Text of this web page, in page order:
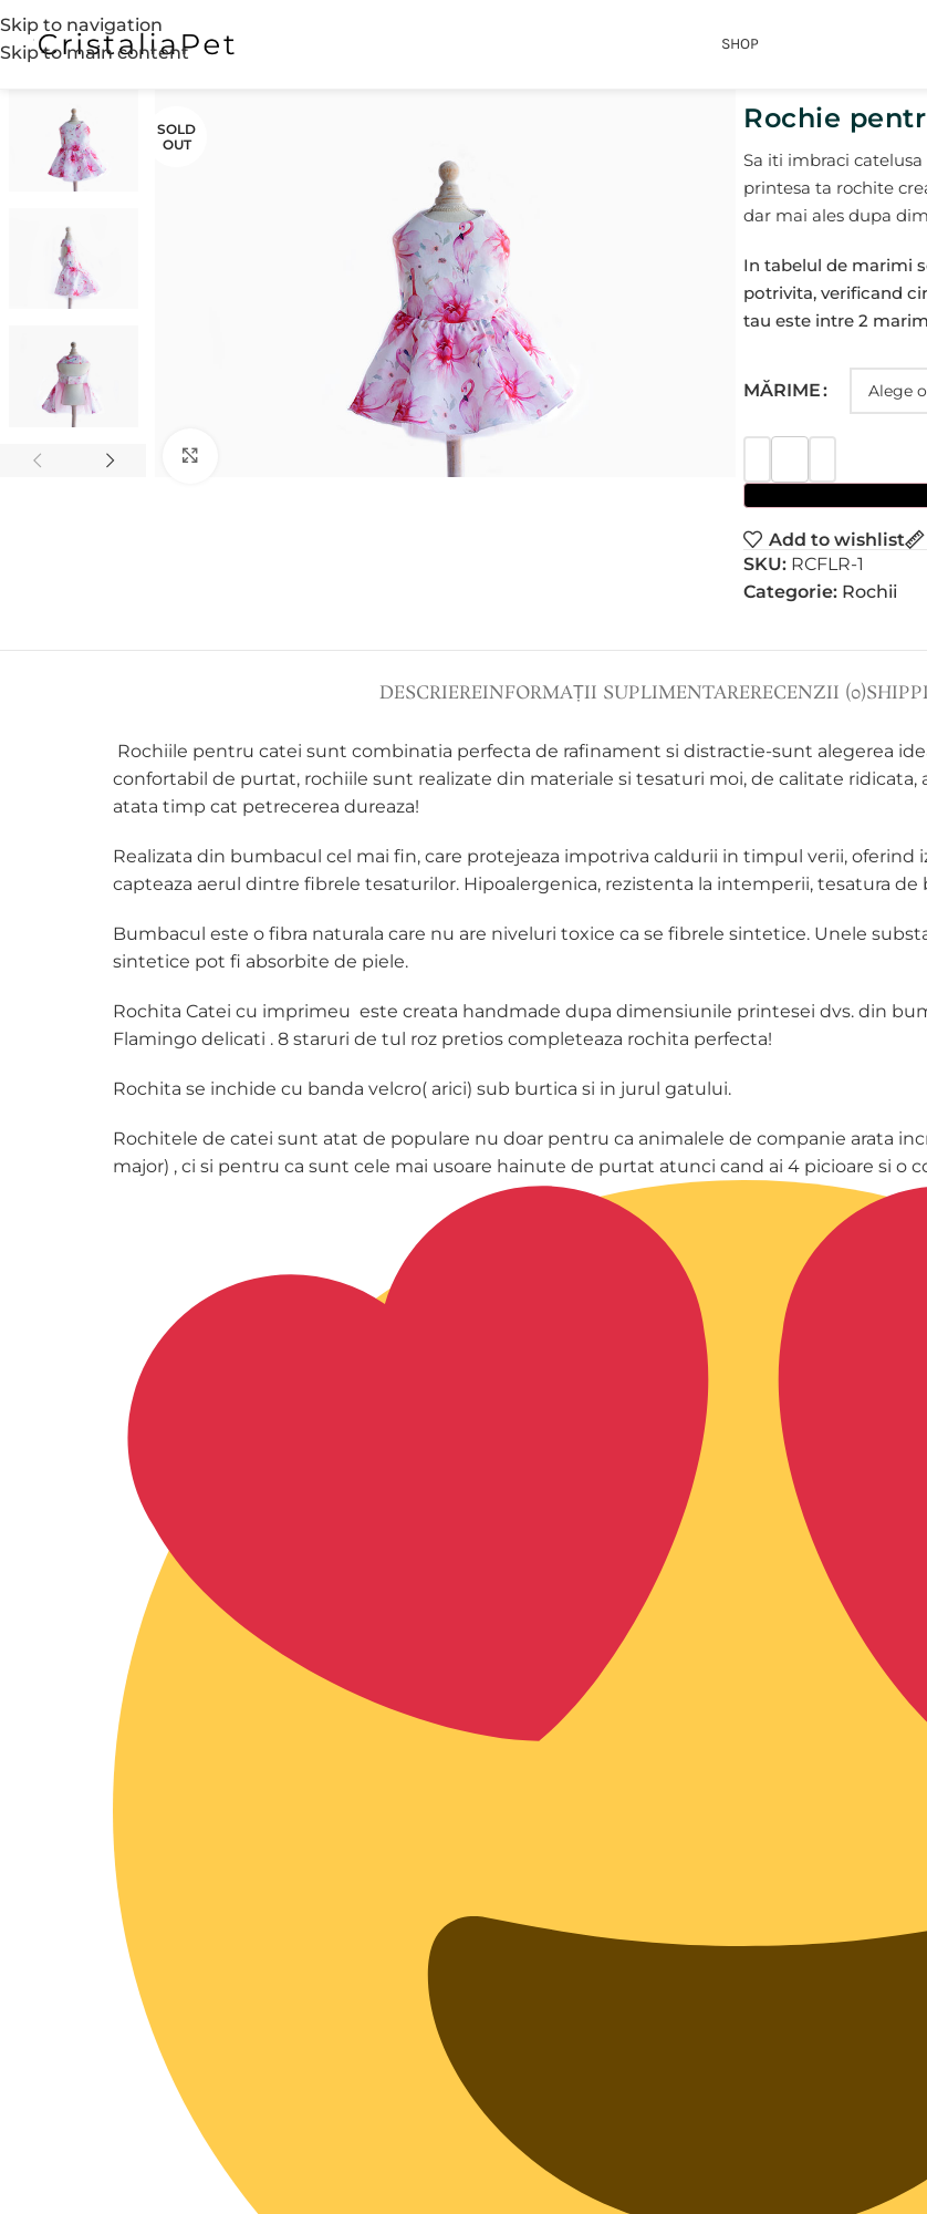
Skip to navigation
Skip to main content
SHOP
SOLD
OUT
Rochie
Sa iti imbraci
printesa ta rochite
dar mai ales dupa
In tabelul de marimi
potrivita, verificand
tau este intre 2
MĂRIME
Add to wishlist
SKU: RCFLR-1
Categorie: Rochii
DESCRIEREINFORMAȚII SUPLIMENTARERECENZII (0)
Rochiile pentru catei sunt combinatia perfecta de rafinament si distractie-sunt alegerea
confortabil de purtat, rochiile sunt realizate din materiale si tesaturi moi, de calitate ridicata,
atata timp cat petrecerea dureaza!
Realizata din bumbacul cel mai fin, care protejeaza impotriva caldurii in timpul verii,
capteaza aerul dintre fibrele tesaturilor. Hipoalergenica, rezistenta la intemperii, tesatura
Bumbacul este o fibra naturala care nu are niveluri toxice ca se fibrele sintetice. Unele
sintetice pot fi absorbite de piele.
Rochita Catei cu imprimeu este creata handmade dupa dimensiunile printesei dvs. din
Flamingo delicati . 8 staruri de tul roz pretios completeaza rochita perfecta!
Rochita se inchide cu banda velcro( arici) sub burtica si in jurul gatului.
Rochitele de catei sunt atat de populare nu doar pentru ca animalele de companie arata
major) , ci si pentru ca sunt cele mai usoare hainute de purtat atunci cand ai 4 picioare si o